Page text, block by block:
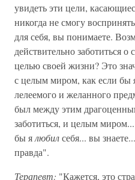
увидеть эти цели,
никогда не смогу
для себя, вы понимаете.
действительно заботиться о
целью своей жизни? Это
с целым миром, как если бы
лелеемого и желанного
был между этим
заботиться, и целым
бы ялюбилсебя... вы
правда".
Терапевт: "Кажется, это